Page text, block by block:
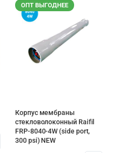
ОПТ ВЫГОДНЕЕ
Корпус мембраны
стекловолоконный Raifil
FRP-8040-4W (side port,
300 psi) NEW